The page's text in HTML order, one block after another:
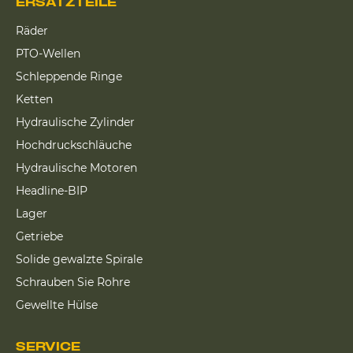
ERSATZTEILE
Räder
PTO-Wellen
Schleppende Ringe
Ketten
Hydraulische Zylinder
Hochdruckschläuche
Hydraulische Motoren
Headline-BIP
Lager
Getriebe
Solide gewalzte Spirale
Schrauben Sie Rohre
Gewellte Hülse
SERVICE